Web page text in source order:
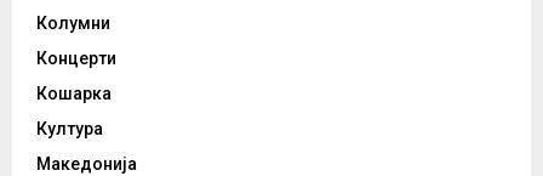
Колумни
Концерти
Кошарка
Култура
Македонија